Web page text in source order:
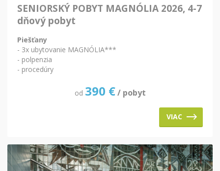
SENIORSKÝ POBYT MAGNÓLIA 2026, 4-7
dňový pobyt
Piešťany
- 3x ubytovanie MAGNÓLIA***
- polpenzia
- procedúry
od 390 € / pobyt
VIAC